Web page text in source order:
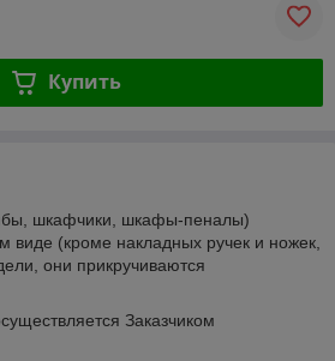
Купить
шкафчики, шкафы-пеналы)
виде (кроме накладных ручек и ножек,
они прикручиваются
Заказчиком